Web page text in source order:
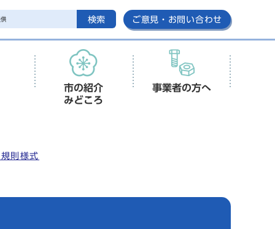
検索 ご意見・お問い合わせ
市の紹介
みどころ
事業者の方へ
則様式